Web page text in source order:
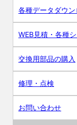
各種データダウン
WEB見積・各種
交換用部品の購入
修理・点検
お問い合わせ